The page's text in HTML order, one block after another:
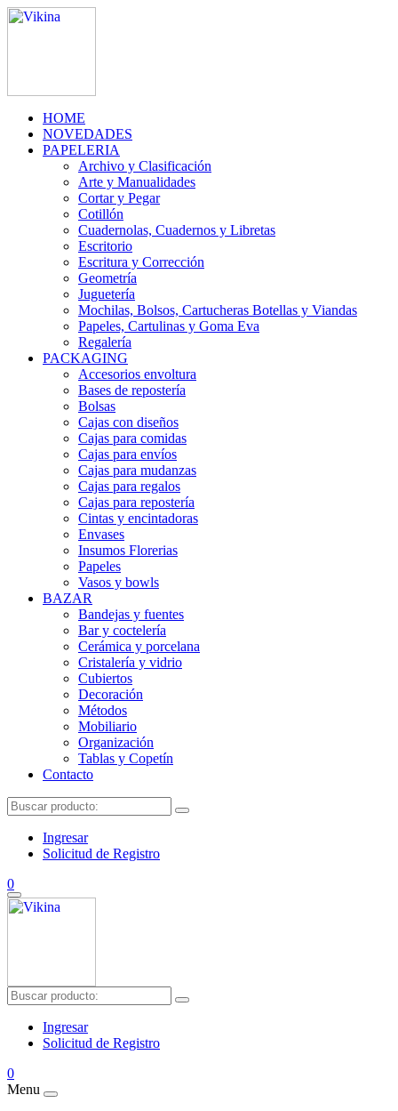
HOME
NOVEDADES
PAPELERIA
Archivo y Clasificación
Arte y Manualidades
Cortar y Pegar
Cotillón
Cuadernolas, Cuadernos y Libretas
Escritorio
Escritura y Corrección
Geometría
Juguetería
Mochilas, Bolsos, Cartucheras Botellas y Viandas
Papeles, Cartulinas y Goma Eva
Regalería
PACKAGING
Accesorios envoltura
Bases de repostería
Bolsas
Cajas con diseños
Cajas para comidas
Cajas para envíos
Cajas para mudanzas
Cajas para regalos
Cajas para repostería
Cintas y encintadoras
Envases
Insumos Florerias
Papeles
Vasos y bowls
BAZAR
Bandejas y fuentes
Bar y coctelería
Cerámica y porcelana
Cristalería y vidrio
Cubiertos
Decoración
Métodos
Mobiliario
Organización
Tablas y Copetín
Contacto
Ingresar
Solicitud de Registro
0
Ingresar
Solicitud de Registro
0
Menu